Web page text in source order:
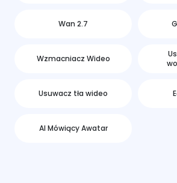
Wan 2.7
Wzmacniacz Wideo
Usuwacz tła wideo
AI Mówiący Awatar